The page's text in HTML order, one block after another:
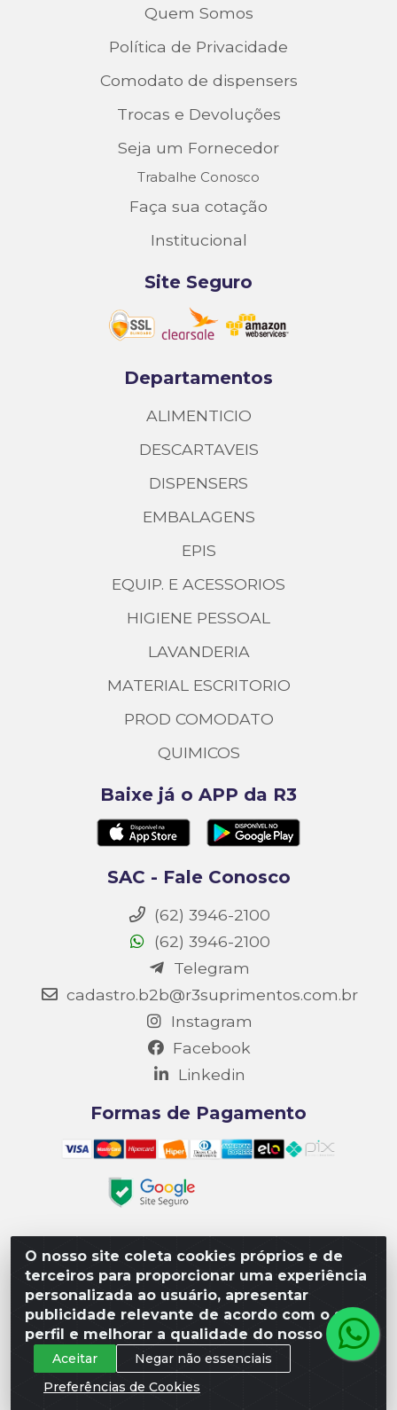
O nosso site coleta cookies próprios e de
terceiros para proporcionar uma experiência
personalizada ao usuário, apresentar
publicidade relevante de acordo com o seu
perfil e melhorar a qualidade do nosso site.
Aceitar
Negar não essenciais
Preferências de Cookies
Quem Somos
Política de Privacidade
Comodato de dispensers
Trocas e Devoluções
Seja um Fornecedor
Trabalhe Conosco
Faça sua cotação
Institucional
Site Seguro
Departamentos
ALIMENTICIO
DESCARTAVEIS
DISPENSERS
EMBALAGENS
EPIS
EQUIP. E ACESSORIOS
HIGIENE PESSOAL
LAVANDERIA
MATERIAL ESCRITORIO
PROD COMODATO
QUIMICOS
Baixe já o APP da R3
SAC - Fale Conosco
(62) 3946-2100
(62) 3946-2100
Telegram
cadastro.b2b@r3suprimentos.com.br
Instagram
Facebook
Linkedin
Formas de Pagamento
Matriz R3 Suprimentos - Rua 14, Polo Empresarial Goiás
– Etapa III, Quadra: 15; Lote 04, Aparecida de
Goiânia/GO, CEP 74985-182. - CNPJ 10.641.901/0001-16